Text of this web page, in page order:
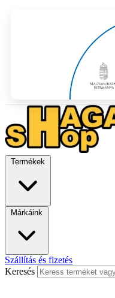
Termékek
Márkáink
Szállítás és fizetés
Keresés